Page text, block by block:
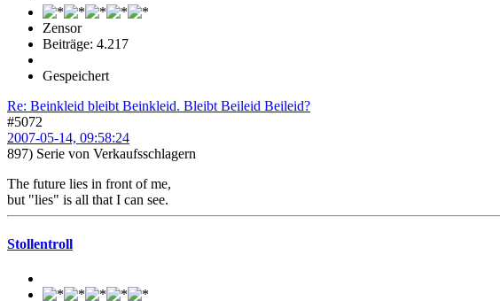
Zensor
Beiträge: 4.217
Gespeichert
Re: Beinkleid bleibt Beinkleid. Bleibt Beileid Beileid?
#5072
2007-05-14, 09:58:24
897) Serie von Verkaufsschlagern
The future lies in front of me,
but "lies" is all that I can see.
Stollentroll